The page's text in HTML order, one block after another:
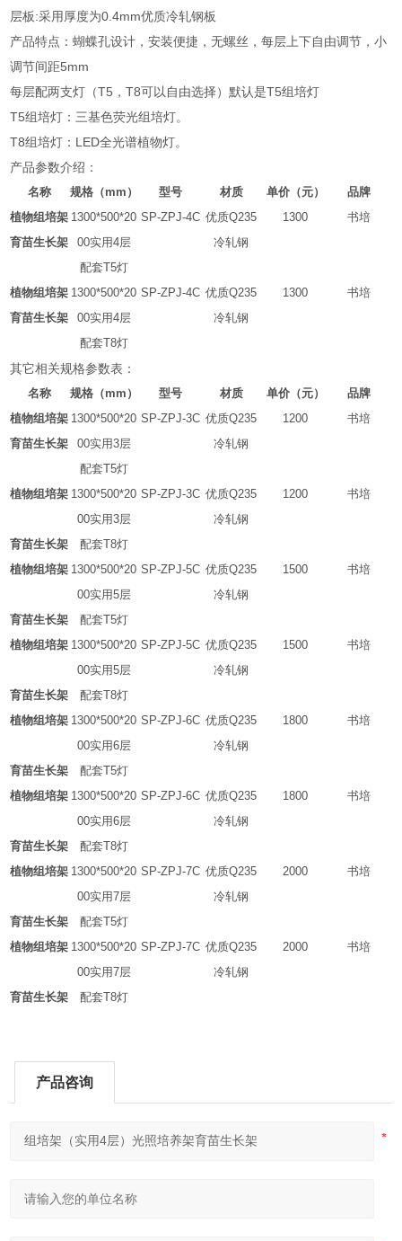
层板:采用厚度为0.4mm优质冷轧钢板
产品特点：蝴蝶孔设计，安装便捷，无螺丝，每层上下自由调节，小
调节间距5mm
每层配两支灯（T5，T8可以自由选择）默认是T5组培灯
T5组培灯：三基色荧光组培灯。
T8组培灯：LED全光谱植物灯。
产品参数介绍：
名称 规格（mm ） 型号 材质 单价（元）
品牌
植物组培架
育苗生长架
1300*500*20
00实用4层
配套T5灯
SP-ZPJ-4C 优质Q235
冷轧钢
1300 书培
植物组培架
育苗生长架
1300*500*20
00实用4层
配套T8灯
SP-ZPJ-4C 优质Q235
冷轧钢
1300 书培
其它相关规格参数表：
名称 规格（mm ） 型号 材质 单价（元）
品牌
植物组培架
育苗生长架
1300*500*20
00实用3层
配套T5灯
SP-ZPJ-3C 优质Q235
冷轧钢
1200 书培
植物组培架
育苗生长架
1300*500*20
00实用3层
配套T8灯
SP-ZPJ-3C 优质Q235
冷轧钢
1200 书培
植物组培架
育苗生长架
1300*500*20
00实用5层
配套T5灯
SP-ZPJ-5C 优质Q235
冷轧钢
1500 书培
植物组培架
育苗生长架
1300*500*20
00实用5层
配套T8灯
SP-ZPJ-5C 优质Q235
冷轧钢
1500 书培
植物组培架
育苗生长架
1300*500*20
00实用6层
配套T5灯
SP-ZPJ-6C 优质Q235
冷轧钢
1800 书培
植物组培架
育苗生长架
1300*500*20
00实用6层
配套T8灯
SP-ZPJ-6C 优质Q235
冷轧钢
1800 书培
植物组培架
育苗生长架
1300*500*20
00实用7层
配套T5灯
SP-ZPJ-7C 优质Q235
冷轧钢
2000 书培
植物组培架
育苗生长架
1300*500*20
00实用7层
配套T8灯
SP-ZPJ-7C 优质Q235
冷轧钢
2000 书培
产品咨询